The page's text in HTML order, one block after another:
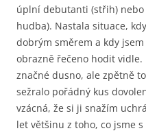
úplní debutanti (střih)
hudba). Nastala situace,
dobrým směrem a kdy
obrazně řečeno hodit vidle.
značné dusno, ale zpětně
sežralo pořádný kus
vzácná, že si ji snažím
let většinu z toho, co jsme